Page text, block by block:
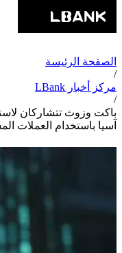
الصفحة الرئيسة
/
مركز أخبار LBank
/
باكت وزوث تتشاركان
آسيا باستخدام العملات